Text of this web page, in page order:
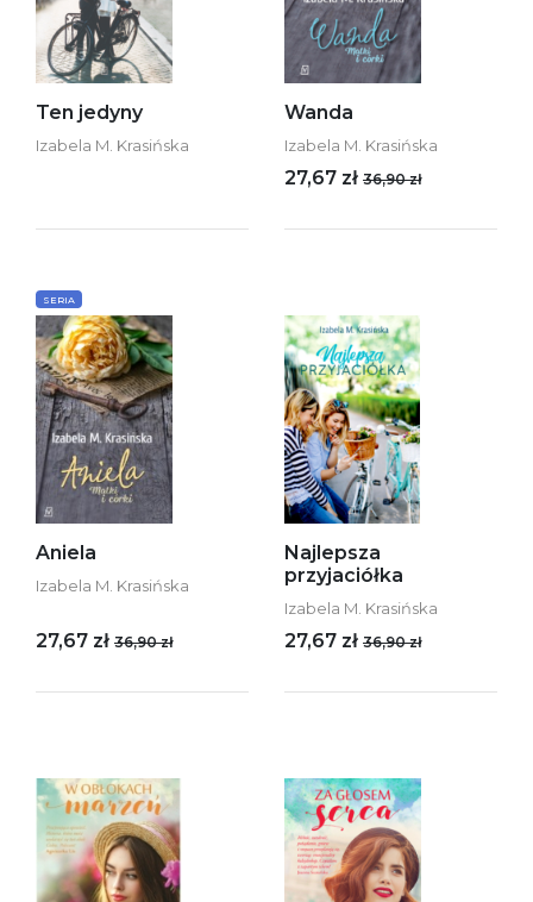
Ten jedyny
Izabela M. Krasińska
Wanda
Izabela M. Krasińska
27,67 zł 36,90 zł
SERIA
Aniela
Izabela M. Krasińska
27,67 zł 36,90 zł
Najlepsza
przyjaciółka
Izabela M. Krasińska
27,67 zł 36,90 zł